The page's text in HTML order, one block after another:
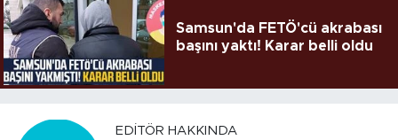
Samsun'da FETÖ'cü akrabası
başını yaktı! Karar belli oldu
EDITÖR HAKKINDA